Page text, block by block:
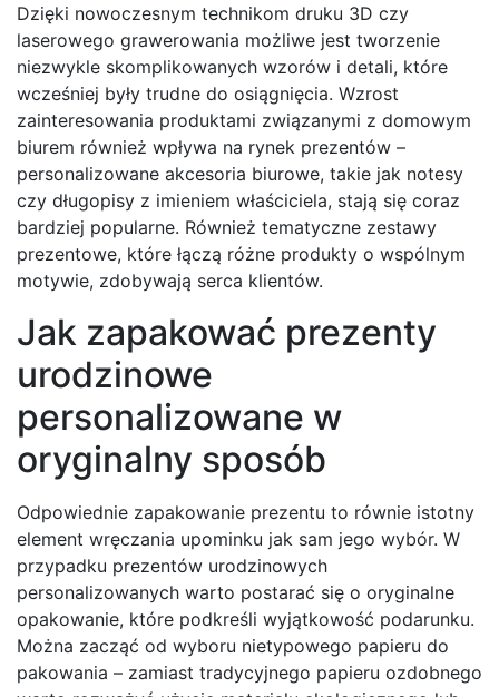
Dzięki nowoczesnym technikom druku 3D czy
laserowego grawerowania możliwe jest tworzenie
niezwykle skomplikowanych wzorów i detali, które
wcześniej były trudne do osiągnięcia. Wzrost
zainteresowania produktami związanymi z domowym
biurem również wpływa na rynek prezentów –
personalizowane akcesoria biurowe, takie jak notesy
czy długopisy z imieniem właściciela, stają się coraz
bardziej popularne. Również tematyczne zestawy
prezentowe, które łączą różne produkty o wspólnym
motywie, zdobywają serca klientów.
Jak zapakować prezenty
urodzinowe
personalizowane w
oryginalny sposób
Odpowiednie zapakowanie prezentu to równie istotny
element wręczania upominku jak sam jego wybór. W
przypadku prezentów urodzinowych
personalizowanych warto postarać się o oryginalne
opakowanie, które podkreśli wyjątkowość podarunku.
Można zacząć od wyboru nietypowego papieru do
pakowania – zamiast tradycyjnego papieru ozdobnego